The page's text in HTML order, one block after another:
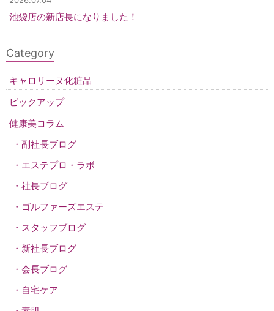
池袋店の新店長になりました！
Category
キャロリーヌ化粧品
ピックアップ
健康美コラム
副社長ブログ
エステプロ・ラボ
社長ブログ
ゴルファーズエステ
スタッフブログ
新社長ブログ
会長ブログ
自宅ケア